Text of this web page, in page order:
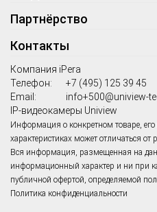
Партнёрство
Контакты
Компания iPera
Телефон:
+7 (495) 125 39 45
Email:
info+500@uniview-
IP-видеокамеры Uniview
Информация о конкретном товаре,
характеристиках может отличаться от
Вся информация, размещенная на
информационный характер и ни при
публичной офертой, определяемой
Политика конфиденциальности